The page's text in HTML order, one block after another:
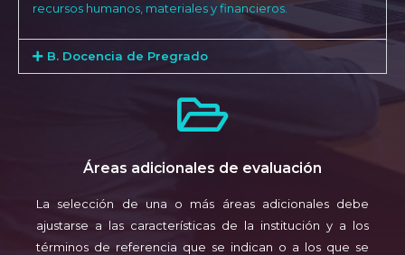
recursos humanos, materiales y financieros.
B. Docencia de Pregrado
Áreas adicionales de evaluación
La selección de una o más áreas adicionales debe
ajustarse a las características de la institución y a los
términos de referencia que se indican o a los que se